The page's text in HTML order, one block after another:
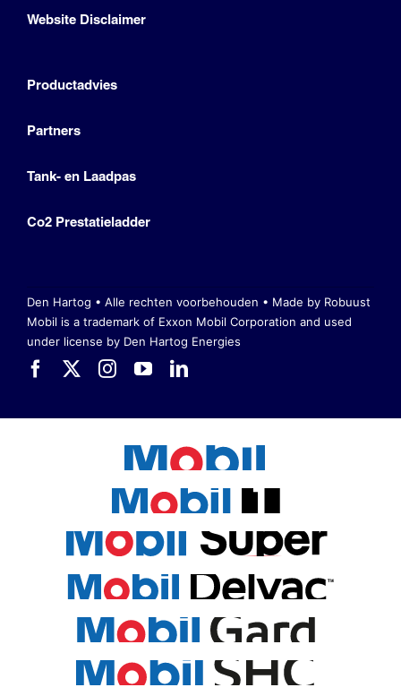
Website Disclaimer
Productadvies
Partners
Tank- en Laadpas
Co2 Prestatieladder
Den Hartog • Alle rechten voorbehouden • Made by Robuust
Mobil is a trademark of Exxon Mobil Corporation and used
under license by Den Hartog Energies